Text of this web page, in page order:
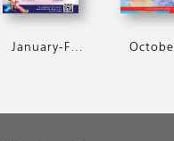
January-February 2019